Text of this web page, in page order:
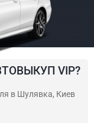
VIP?
в Шулявка, Киев